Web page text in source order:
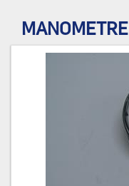
MANOMETRE